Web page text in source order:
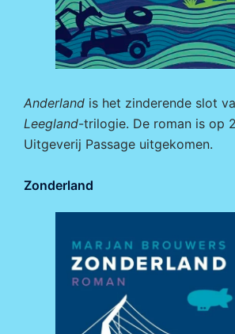
Anderland is het zinderende slot
Leegland-trilogie. De roman is op
Uitgeverij Passage uitgekomen.
Zonderland